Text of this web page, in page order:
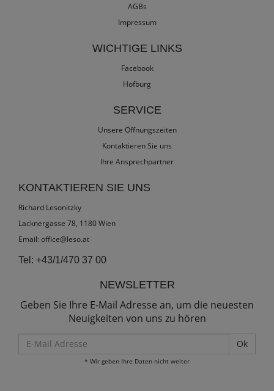
AGBs
Impressum
WICHTIGE LINKS
Facebook
Hofburg
SERVICE
Unsere Öffnungszeiten
Kontaktieren Sie uns
Ihre Ansprechpartner
KONTAKTIEREN SIE UNS
Richard Lesonitzky
Lacknergasse 78, 1180 Wien
Email: office@leso.at
Tel: +43/1/470 37 00
NEWSLETTER
Geben Sie Ihre E-Mail Adresse an, um die neuesten
Neuigkeiten von uns zu hören
Mail
Adresse
* Wir geben Ihre Daten nicht weiter